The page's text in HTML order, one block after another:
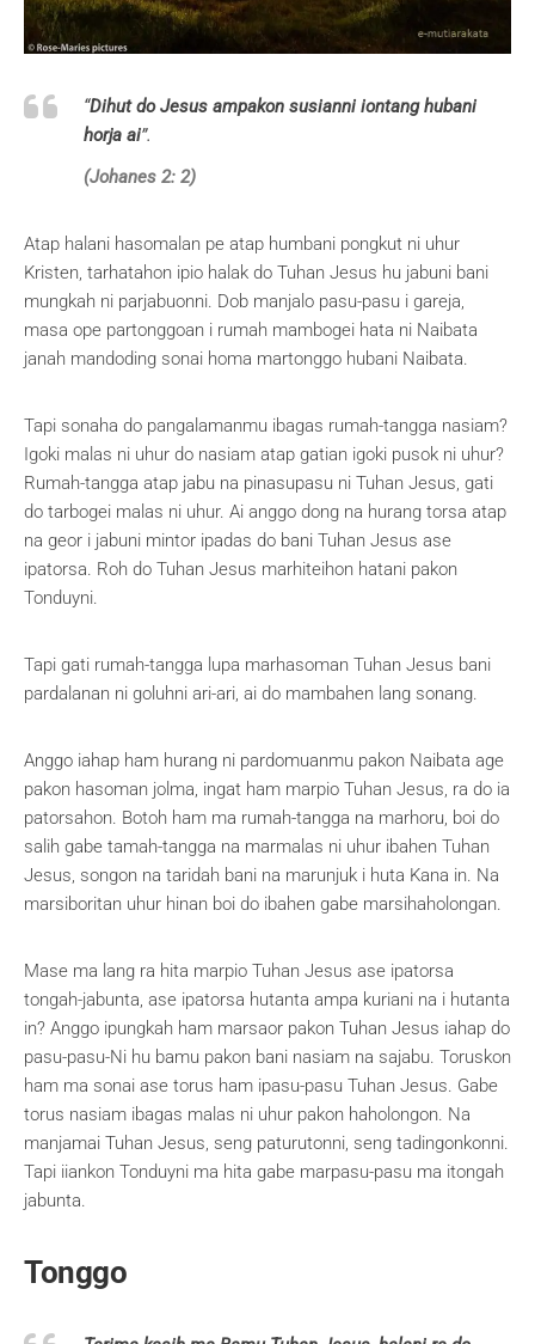
“Dihut do Jesus ampakon susianni iontang hubani
horja ai”.
(Johanes 2: 2)
Atap halani hasomalan pe atap humbani pongkut ni uhur
Kristen, tarhatahon ipio halak do Tuhan Jesus hu jabuni bani
mungkah ni parjabuonni. Dob manjalo pasu-pasu i gareja,
masa ope partonggoan i rumah mambogei hata ni Naibata
janah mandoding sonai homa martonggo hubani Naibata.
Tapi sonaha do pangalamanmu ibagas rumah-tangga nasiam?
Igoki malas ni uhur do nasiam atap gatian igoki pusok ni uhur?
Rumah-tangga atap jabu na pinasupasu ni Tuhan Jesus, gati
do tarbogei malas ni uhur. Ai anggo dong na hurang torsa atap
na geor i jabuni mintor ipadas do bani Tuhan Jesus ase
ipatorsa. Roh do Tuhan Jesus marhiteihon hatani pakon
Tonduyni.
Tapi gati rumah-tangga lupa marhasoman Tuhan Jesus bani
pardalanan ni goluhni ari-ari, ai do mambahen lang sonang.
Anggo iahap ham hurang ni pardomuanmu pakon Naibata age
pakon hasoman jolma, ingat ham marpio Tuhan Jesus, ra do ia
patorsahon. Botoh ham ma rumah-tangga na marhoru, boi do
salih gabe tamah-tangga na marmalas ni uhur ibahen Tuhan
Jesus, songon na taridah bani na marunjuk i huta Kana in. Na
marsiboritan uhur hinan boi do ibahen gabe marsihaholongan.
Mase ma lang ra hita marpio Tuhan Jesus ase ipatorsa
tongah-jabunta, ase ipatorsa hutanta ampa kuriani na i hutanta
in? Anggo ipungkah ham marsaor pakon Tuhan Jesus iahap do
pasu-pasu-Ni hu bamu pakon bani nasiam na sajabu. Toruskon
ham ma sonai ase torus ham ipasu-pasu Tuhan Jesus. Gabe
torus nasiam ibagas malas ni uhur pakon haholongon. Na
manjamai Tuhan Jesus, seng paturutonni, seng tadingonkonni.
Tapi iiankon Tonduyni ma hita gabe marpasu-pasu ma itongah
jabunta.
Tonggo